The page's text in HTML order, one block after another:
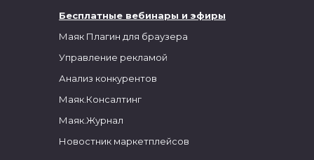
Бесплатные вебинары и эфиры
Маяк Плагин для браузера
Управление рекламой
Анализ конкурентов
Маяк.Консалтинг
Маяк.Журнал
Новостник маркетплейсов